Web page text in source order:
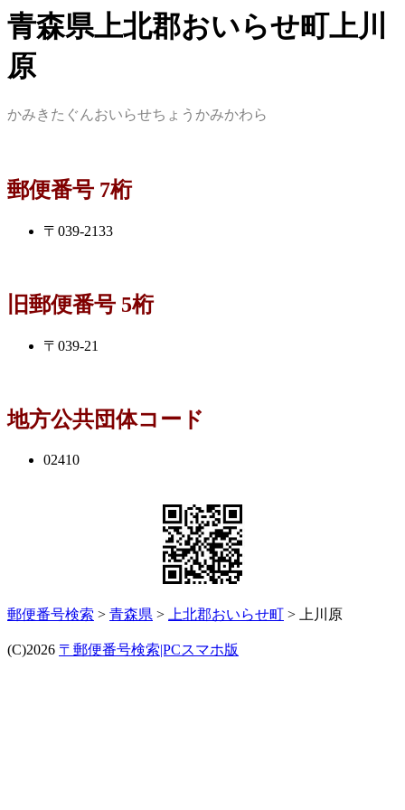
青森県上北郡おいらせ町上川
原
かみきたぐんおいらせちょうかみかわら
郵便番号 7桁
〒039-2133
旧郵便番号 5桁
〒039-21
地方公共団体コード
02410
郵便番号検索 > 青森県 > 上北郡おいらせ町 > 上川原
(C)2026 〒郵便番号検索|PCスマホ版